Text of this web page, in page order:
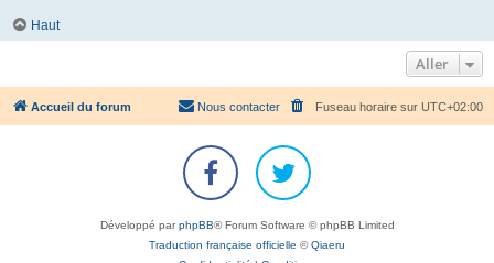
Haut
Aller
Accueil du forum Fuseau horaire sur UTC+02:00
Nous contacter
Développé parphpBB® Forum Software © phpBB Limited
Traduction française officielle ©Qiaeru